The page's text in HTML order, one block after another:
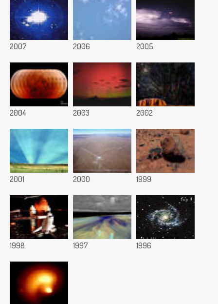
2007 2006 2005
2004 2003 2002
2001 2000 1999
1998 1997 1996